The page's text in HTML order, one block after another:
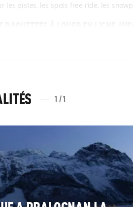
les pistes, les spots free ride, les
homme et femme permet à chacun de
du ski de fond, ou si vous voulez
RAPIDE AUX SOMMETS
mécaniques sillonnent le village de
avec également l’Office de Tourisme
réservé votre matériel en ligne,
enneigés. Vous ne serez pas loin
1 / 1